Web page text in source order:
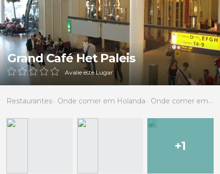
Grand Café Het Paleis
Avalie este Lugar
Restaurantes Onde comer em Holanda Onde comer em Holanda do Norte
+1